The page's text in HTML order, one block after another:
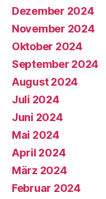
Dezember 2024
November 2024
Oktober 2024
September 2024
August 2024
Juli 2024
Juni 2024
Mai 2024
April 2024
März 2024
Februar 2024